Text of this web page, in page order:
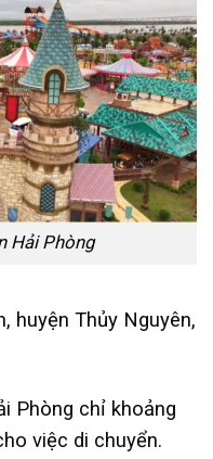
Hải Phòng
huyện Thủy Nguyên,
Phòng chỉ khoảng
việc di chuyển.